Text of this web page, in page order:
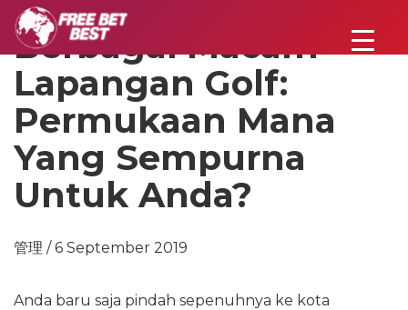
Berbagai Macam
Lapangan Golf:
Permukaan Mana
Yang Sempurna
Untuk Anda?
管理 / 6 September 2019
Anda baru saja pindah sepenuhnya ke kota